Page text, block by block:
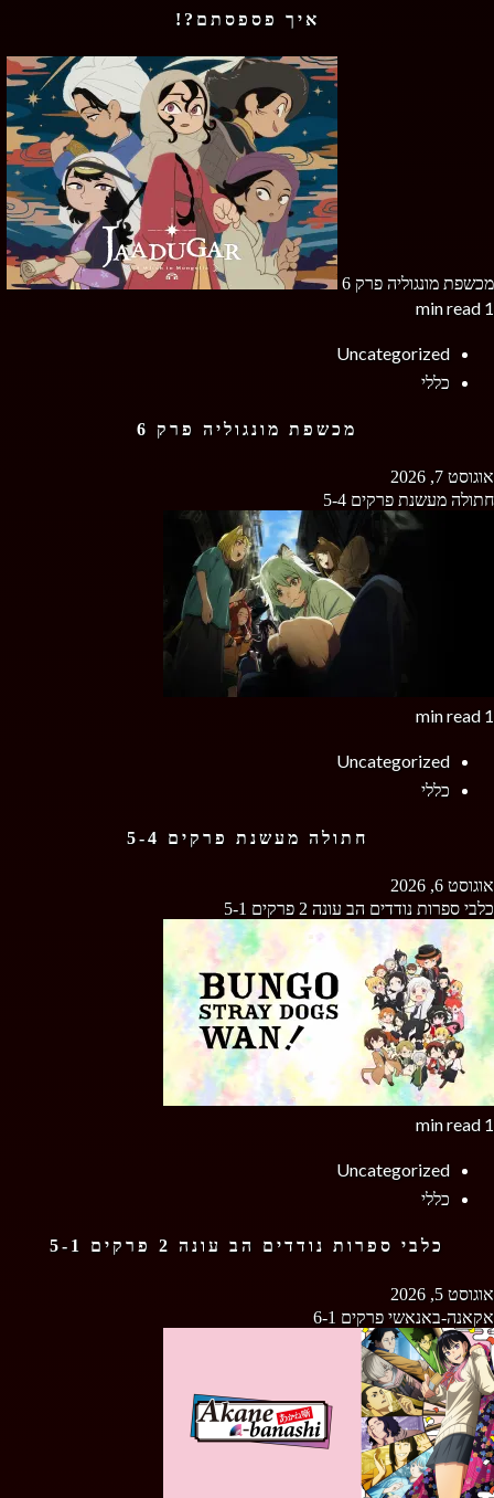
איך פספסתם?!
מכשפת מונגוליה פרק 6
1 min read
Uncategorized
כללי
מכשפת מונגוליה פרק 6
אוגוסט 7, 2026
חתולה מעשנת פרקים 5-4
1 min read
Uncategorized
כללי
חתולה מעשנת פרקים 5-4
אוגוסט 6, 2026
כלבי ספרות נודדים הב עונה 2 פרקים 5-1
1 min read
Uncategorized
כללי
כלבי ספרות נודדים הב עונה 2 פרקים 5-1
אוגוסט 5, 2026
אקאנה-באנאשי פרקים 6-1